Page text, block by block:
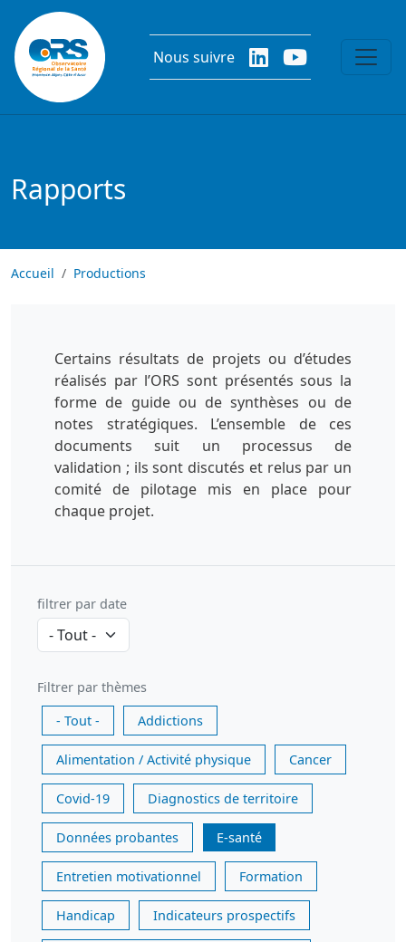
Aller au contenu principal
Nous suivre
Rapports
Accueil Productions
Certains résultats de projets ou d’études
réalisés par l’ORS sont présentés sous la
forme de guide ou de synthèses ou de
notes stratégiques. L’ensemble de ces
documents suit un processus de
validation ; ils sont discutés et relus par un
comité de pilotage mis en place pour
chaque projet.
filtrer par date
Filtrer par thèmes
- Tout -
Addictions
Alimentation / Activité physique Cancer
Covid-19 Diagnostics de territoire
Données probantes E-santé
Entretien motivationnel Formation
Handicap Indicateurs prospectifs